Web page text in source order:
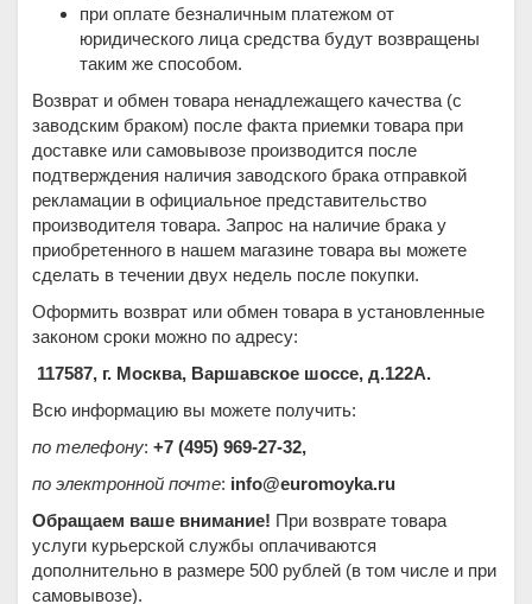
при оплате безналичным платежом от
юридического лица средства будут возвращены
таким же способом.
Возврат и обмен товара ненадлежащего качества (с
заводским браком) после факта приемки товара при
доставке или самовывозе производится после
подтверждения наличия заводского брака отправкой
рекламации в официальное представительство
производителя товара. Запрос на наличие брака у
приобретенного в нашем магазине товара вы можете
сделать в течении двух недель после покупки.
Оформить возврат или обмен товара в установленные
законом сроки можно по адресу:
117587, г. Москва, Варшавское шоссе, д.122А.
Всю информацию вы можете получить:
по телефону: +7 (495) 969-27-32,
по электронной почте: info@euromoyka.ru
Обращаем ваше внимание! При возврате товара
услуги курьерской службы оплачиваются
дополнительно в размере 500 рублей (в том числе и при
самовывозе).